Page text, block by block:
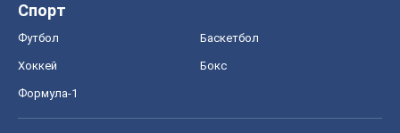
Спорт
Футбол Баскетбол
Хоккей Бокс
Формула-1